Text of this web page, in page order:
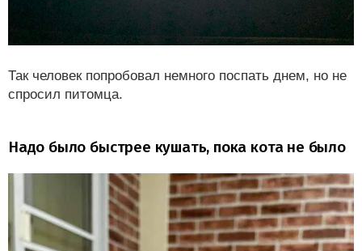
Так человек попробовал немного поспать днем, но не
спросил питомца.
Надо было быстрее кушать, пока кота не было